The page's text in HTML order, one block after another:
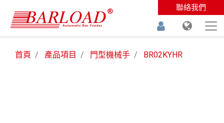
聯絡我們
首頁 產品項目 門型機械手 BR02KYHR